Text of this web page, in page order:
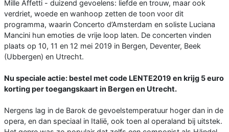
Mille Affetti - duizend gevoelens: liefde en trouw, maar ook
verdriet, woede en wanhoop zetten de toon voor dit
programma, waarin Concerto d’Amsterdam en soliste Luciana
Mancini hun emoties de vrije loop laten. De concerten vinden
plaats op 10, 11 en 12 mei 2019 in Bergen, Deventer, Beek
(Ubbergen) en Utrecht.
Nu speciale actie: bestel met code LENTE2019 en krijg 5 euro
korting per toegangskaart in Bergen en Utrecht.
Nergens lag in de Barok de gevoelstemperatuur hoger dan in de
opera, en dan speciaal in Italië, ook toen al operaland bij uitstek.